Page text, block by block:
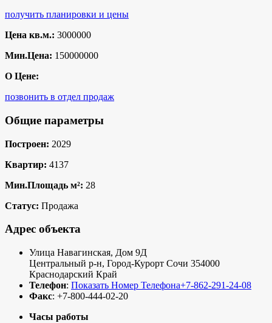
получить планировки и цены
Цена кв.м.: 3000000
Мин.Цена: 150000000
О Цене:
позвонить в отдел продаж
Общие параметры
Построен: 2029
Квартир: 4137
Мин.Площадь м²: 28
Статус: Продажа
Адрес объекта
Улица Навагинская, Дом 9Д
Центральный р-н, Город-Курорт Сочи 354000
Краснодарский Край
Телефон: Показать Номер Телефона+7-862-291-24-08
Факс: +7-800-444-02-20
Часы работы